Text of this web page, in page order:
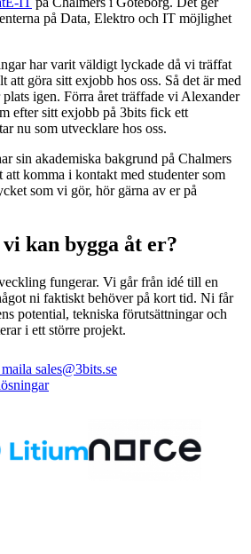
på Data, Elektro och IT möjlighet
har varit väldigt lyckade då vi träffat
att göra sitt exjobb hos oss. Så det är med
igen. Förra året träffade vi Alexander
efter sitt exjobb på 3bits fick ett
nu som utvecklare hos oss.
sin akademiska bakgrund på Chalmers
att komma i kontakt med studenter som
som vi gör, hör gärna av er på
kan bygga åt er?
fungerar. Vi går från idé till en
ni faktiskt behöver på kort tid. Ni får
potential, tekniska förutsättningar och
i ett större projekt.
sales@3bits.se